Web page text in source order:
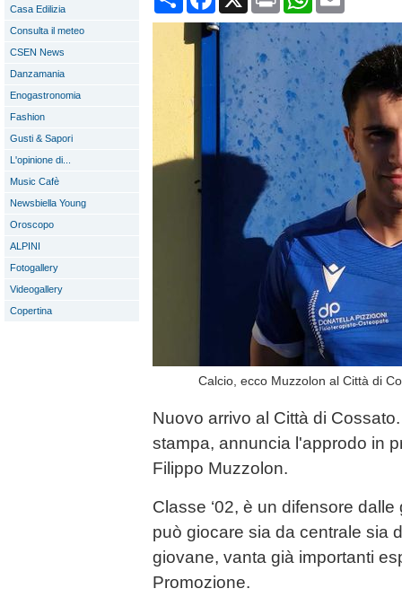
Casa Edilizia
Consulta il meteo
CSEN News
Danzamania
Enogastronomia
Fashion
Gusti & Sapori
L'opinione di...
Music Cafè
Newsbiella Young
Oroscopo
ALPINI
Fotogallery
Videogallery
Copertina
Calcio, ecco Muzzolon al Città di
Nuovo arrivo al Città di
stampa, annuncia l'approdo in
Filippo Muzzolon.
Classe ‘02, è un difensore
può giocare sia da centrale sia
giovane, vanta già importanti
Promozione.